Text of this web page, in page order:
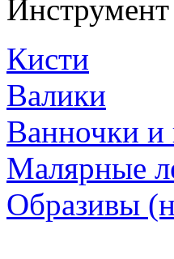
Инструмент
Кисти
Валики
Ванночки и
Малярные
Образивы